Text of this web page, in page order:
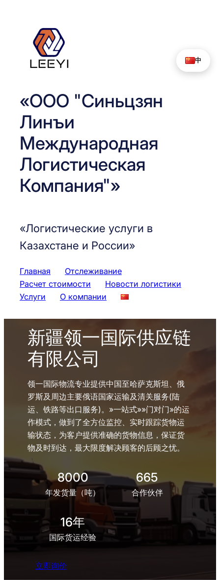
содержимому
«ООО "Синьцзян
Линъи
Международная
Логистическая
Компания"»
«Логистические услуги в
Казахстане и России»
Главная
Отслеживание
Расчет стоимости
Новости логистики
Услуги
О компании
新疆领一国际供应链
有限公司
领一国际物流专业提供中国至哈萨克斯坦、俄
罗斯及周边主要俄语国家运输及清关服务(陆
运、铁路等出口服务)。»一站式»»门对门»的运
作模式，做到了全方位监控、实时跟踪货物运
输状态，为客户提供准确的货物信息，保证货
物及时到达，最大限度解决顾客的后顾之忧。
8000
年发货量（吨）
665
合作伙伴
16年
国际货运经验
立即询价
中